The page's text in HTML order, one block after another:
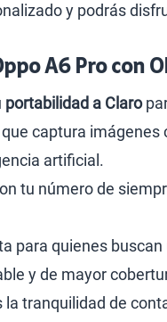
y podrás
A6 Pro con
portabilidad a Claro
que captura imágenes
artificial.
tu número de
para quienes
y de mayor
la tranquilidad de